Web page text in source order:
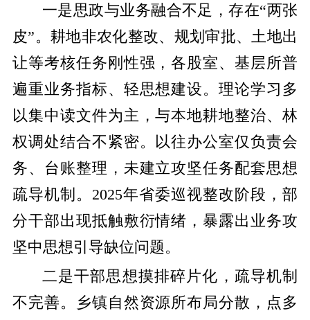
一是思政与业务融合不足，存在“两张
皮”。耕地非农化整改、规划审批、土地出
让等考核任务刚性强，各股室、基层所普
遍重业务指标、轻思想建设。理论学习多
以集中读文件为主，与本地耕地整治、林
权调处结合不紧密。以往办公室仅负责会
务、台账整理，未建立攻坚任务配套思想
疏导机制。2025年省委巡视整改阶段，部
分干部出现抵触敷衍情绪，暴露出业务攻
坚中思想引导缺位问题。
二是干部思想摸排碎片化，疏导机制
不完善。乡镇自然资源所布局分散，点多